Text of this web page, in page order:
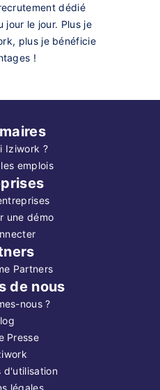
dédié
jour le jour. Plus je
plus je bénéficie
!
Iziwork ?
emplois
une démo
Partners
de nous
nous ?
Presse
d'utilisation
légales